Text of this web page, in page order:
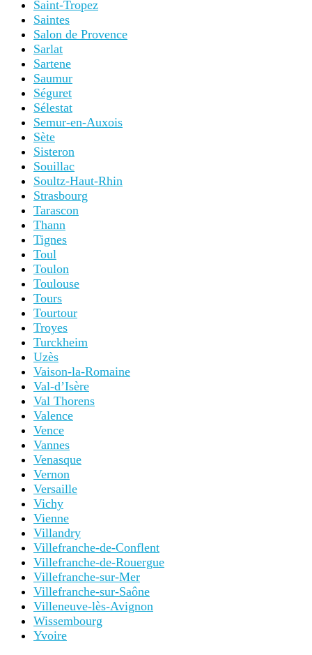
Saint-Tropez
Saintes
Salon de Provence
Sarlat
Sartene
Saumur
Séguret
Sélestat
Semur-en-Auxois
Sète
Sisteron
Souillac
Soultz-Haut-Rhin
Strasbourg
Tarascon
Thann
Tignes
Toul
Toulon
Toulouse
Tours
Tourtour
Troyes
Turckheim
Uzès
Vaison-la-Romaine
Val-d’Isère
Val Thorens
Valence
Vence
Vannes
Venasque
Vernon
Versaille
Vichy
Vienne
Villandry
Villefranche-de-Conflent
Villefranche-de-Rouergue
Villefranche-sur-Mer
Villefranche-sur-Saône
Villeneuve-lès-Avignon
Wissembourg
Yvoire